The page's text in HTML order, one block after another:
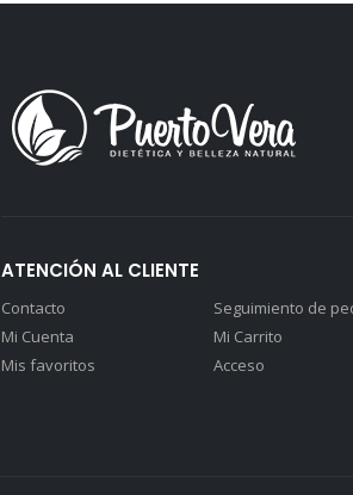
ATENCIÓN AL CLIENTE
Contacto
Mi Cuenta
Mis favoritos
Seguimiento de
Mi Carrito
Acceso